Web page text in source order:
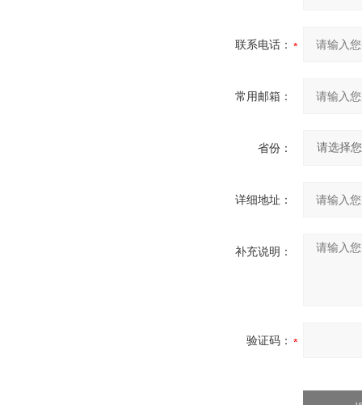
联系电话：
常用邮箱：
省份：
详细地址：
补充说明：
验证码：